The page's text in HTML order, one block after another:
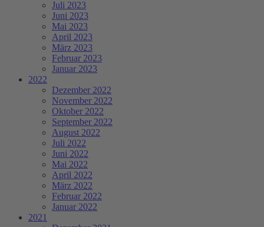
Juli 2023
Juni 2023
Mai 2023
April 2023
März 2023
Februar 2023
Januar 2023
2022
Dezember 2022
November 2022
Oktober 2022
September 2022
August 2022
Juli 2022
Juni 2022
Mai 2022
April 2022
März 2022
Februar 2022
Januar 2022
2021